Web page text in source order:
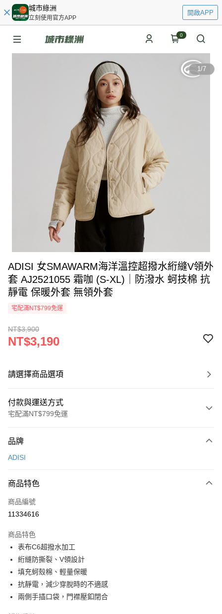
城市綠洲
立刻使用官方APP
開啟APP
0
1/7
ADISI 女SMAWARM海洋溫控超撥水絎縫V領外
套 AJ2521055 霜咖 (S-XL)｜防潑水 蚵技棉 抗
靜電 保暖外套 無領外套
宅配滿NT$799免運
NT$3,900
NT$3,190
請選擇商品選項
付款與運送方式
宅配滿NT$799免運
信用卡一次付款
Apple Pay
街口支付
Google Pay
全盈+PAY
AFTEE先享後付
相關說明
【關於「AFTEE先享後付」】
品牌
ADISI
商品特色
商品編號
11334616
商品特色
表布C6超撥水加工
絎縫防撕裂、V領設計
填充蚵殼棉、輕量保暖
抗靜電，減少穿脫時的不適感
兩側手插口袋，門襟壓釦閉合